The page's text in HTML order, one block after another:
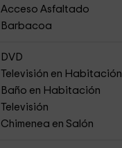
Acceso Asfaltado
Barbacoa
DVD
Televisión en Habitación
Baño en Habitación
Televisión
Chimenea en Salón